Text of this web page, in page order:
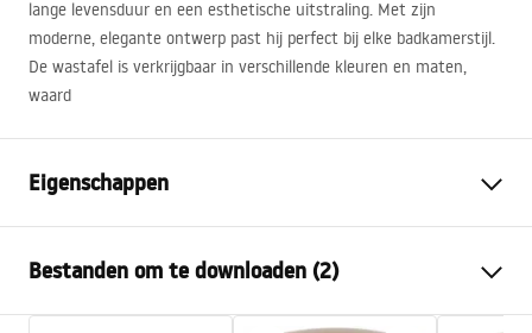
lange levensduur en een esthetische uitstraling. Met zijn
moderne, elegante ontwerp past hij perfect bij elke badkamerstijl.
De wastafel is verkrijgbaar in verschillende kleuren en maten,
waard
Eigenschappen
Materiaal
Sanitair keramiek
Kleur
Koper
Bestanden om te downloaden (2)